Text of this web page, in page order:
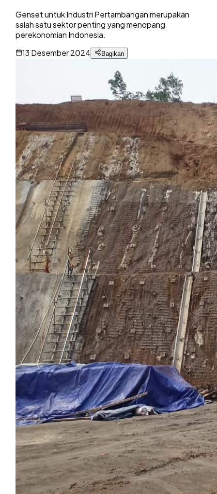
Genset untuk Industri Pertambangan merupakan
salah satu sektor penting yang menopang
perekonomian Indonesia.
13 Desember 2024
Bagikan